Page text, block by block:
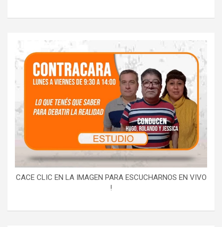
CACE CLIC EN LA IMAGEN PARA ESCUCHARNOS EN VIVO
!